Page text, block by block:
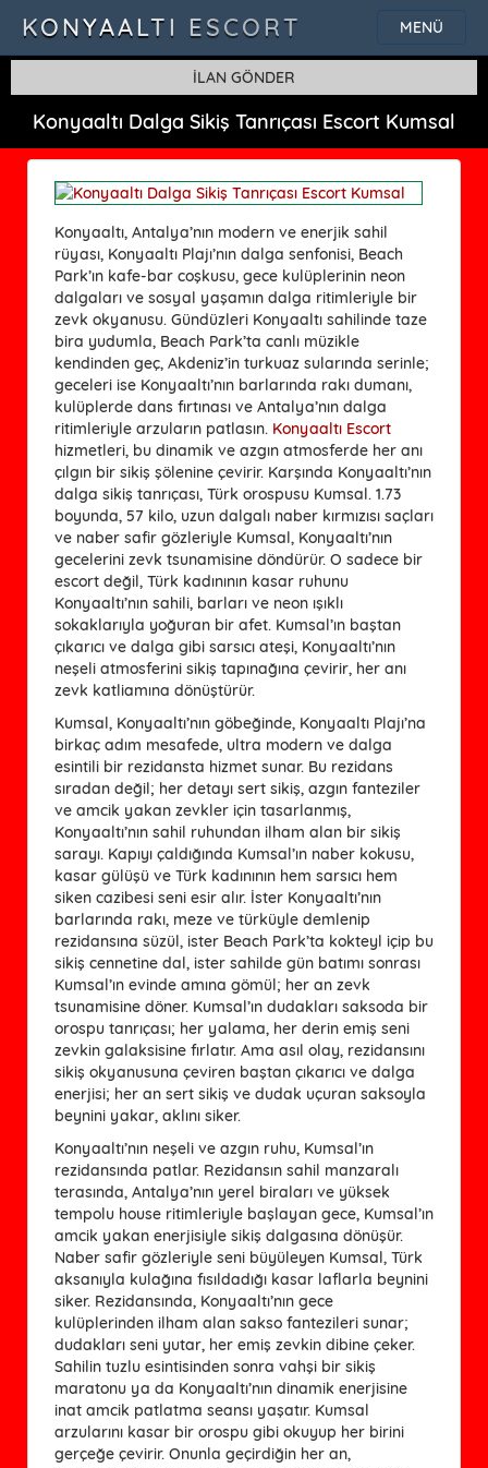
MENÜ
KONYAALTI ESCORT
İLAN GÖNDER
Konyaaltı Dalga Sikiş Tanrıçası Escort Kumsal
Konyaaltı, Antalya’nın modern ve enerjik sahil
rüyası, Konyaaltı Plajı’nın dalga senfonisi, Beach
Park’ın kafe-bar coşkusu, gece kulüplerinin neon
dalgaları ve sosyal yaşamın dalga ritimleriyle bir
zevk okyanusu. Gündüzleri Konyaaltı sahilinde taze
bira yudumla, Beach Park’ta canlı müzikle
kendinden geç, Akdeniz’in turkuaz sularında serinle;
geceleri ise Konyaaltı’nın barlarında rakı dumanı,
kulüplerde dans fırtınası ve Antalya’nın dalga
ritimleriyle arzuların patlasın. Konyaaltı Escort
hizmetleri, bu dinamik ve azgın atmosferde her anı
çılgın bir sikiş şölenine çevirir. Karşında Konyaaltı’nın
dalga sikiş tanrıçası, Türk orospusu Kumsal. 1.73
boyunda, 57 kilo, uzun dalgalı naber kırmızısı saçları
ve naber safir gözleriyle Kumsal, Konyaaltı’nın
gecelerini zevk tsunamisine döndürür. O sadece bir
escort değil, Türk kadınının kasar ruhunu
Konyaaltı’nın sahili, barları ve neon ışıklı
sokaklarıyla yoğuran bir afet. Kumsal’ın baştan
çıkarıcı ve dalga gibi sarsıcı ateşi, Konyaaltı’nın
neşeli atmosferini sikiş tapınağına çevirir, her anı
zevk katliamına dönüştürür.
Kumsal, Konyaaltı’nın göbeğinde, Konyaaltı Plajı’na
birkaç adım mesafede, ultra modern ve dalga
esintili bir rezidansta hizmet sunar. Bu rezidans
sıradan değil; her detayı sert sikiş, azgın fanteziler
ve amcik yakan zevkler için tasarlanmış,
Konyaaltı’nın sahil ruhundan ilham alan bir sikiş
sarayı. Kapıyı çaldığında Kumsal’ın naber kokusu,
kasar gülüşü ve Türk kadınının hem sarsıcı hem
siken cazibesi seni esir alır. İster Konyaaltı’nın
barlarında rakı, meze ve türküyle demlenip
rezidansına süzül, ister Beach Park’ta kokteyl içip bu
sikiş cennetine dal, ister sahilde gün batımı sonrası
Kumsal’ın evinde amına gömül; her an zevk
tsunamisine döner. Kumsal’ın dudakları saksoda bir
orospu tanrıçası; her yalama, her derin emiş seni
zevkin galaksisine fırlatır. Ama asıl olay, rezidansını
sikiş okyanusuna çeviren baştan çıkarıcı ve dalga
enerjisi; her an sert sikiş ve dudak uçuran saksoyla
beynini yakar, aklını siker.
Konyaaltı’nın neşeli ve azgın ruhu, Kumsal’ın
rezidansında patlar. Rezidansın sahil manzaralı
terasında, Antalya’nın yerel biraları ve yüksek
tempolu house ritimleriyle başlayan gece, Kumsal’ın
amcik yakan enerjisiyle sikiş dalgasına dönüşür.
Naber safir gözleriyle seni büyüleyen Kumsal, Türk
aksanıyla kulağına fısıldadığı kasar laflarla beynini
siker. Rezidansında, Konyaaltı’nın gece
kulüplerinden ilham alan sakso fantezileri sunar;
dudakları seni yutar, her emiş zevkin dibine çeker.
Sahilin tuzlu esintisinden sonra vahşi bir sikiş
maratonu ya da Konyaaltı’nın dinamik enerjisine
inat amcik patlatma seansı yaşatır. Kumsal
arzularını kasar bir orospu gibi okuyup her birini
gerçeğe çevirir. Onunla geçirdiğin her an,